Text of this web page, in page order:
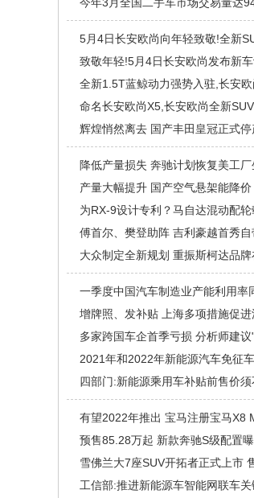
5月4日长安欧尚向年轻致敬!全新
致敬年轻!5月4日长安欧尚发布新
全新1.5T蓝鲸动力强势入驻,长安
命名长安欧尚X5,长安欧尚全新
辉煌悄然离去 国产丰田皇冠正式停
降低产量损失 奔驰计划恢复美工
产量大幅提升 国产空气悬架能降价
为RX-9设计专利？马自达混动配
傅首尔、樊登助阵 吉利豪越首秀自
大众制定全新规划 重振斯柯达品
一季度中国汽车制造业产能利用率
增牌照、发补贴 上海多项措施促
多家跨国车企首季亏损 分析师建
2021年和2022年新能源汽车免征
四部门:新能源乘用车补贴前售价
有望2022年推出 宝马注册宝马X8
预售85.28万起 新款奔驰S级配置
雪佛兰大7座SUV开拓者正式上市
工信部:推进新能源车智能网联车